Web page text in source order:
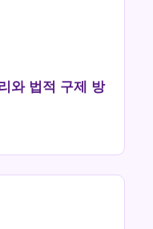
와 법적 구제 방